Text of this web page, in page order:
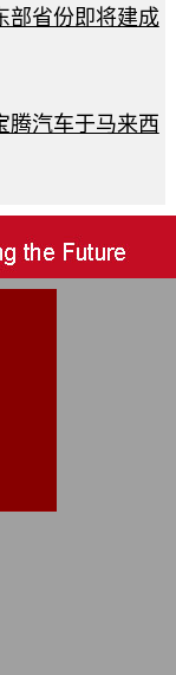
部省份即将建成
腾汽车于马来西